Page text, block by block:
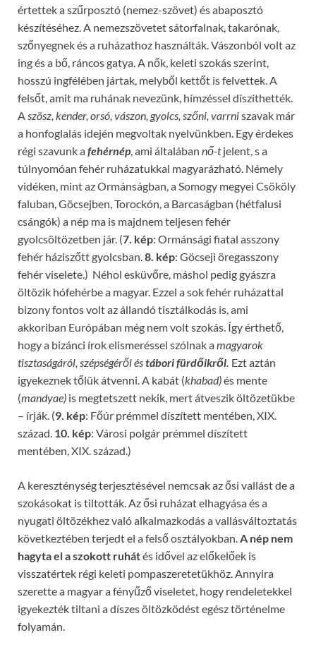
értettek a szűrposztó (nemez-szövet) és abaposztó
készítéséhez. A nemezszövetet sátorfalnak, takarónak,
szőnyegnek és a ruházathoz használták. Vászonból volt az
ing és a bő, ráncos gatya. A nők, keleti szokás szerint,
hosszú ingfélében jártak, melyből kettőt is felvettek. A
felsőt, amit ma ruhának nevezünk, hímzéssel díszíthették.
Aszösz, kender, orsó, vászon, gyolcs, szőni, varrniszavak már
a honfoglalás idején megvoltak nyelvünkben. Egy érdekes
régi szavunk afehérnép, ami általában nő-tjelent, s a
túlnyomóan fehér ruházatukkal magyarázható. Némely
vidéken, mint az Ormánságban, a Somogy megyei Csököly
faluban, Göcsejben, Torockón, a Barcaságban (hétfalusi
csángók) a nép ma is majdnem teljesen fehér
gyolcsöltözetben jár. (7. kép: Ormánsági fiatal asszony
fehér háziszőtt gyolcsban.8. kép: Göcseji öregasszony
fehér viselete.) Néhol esküvőre, máshol pedig gyászra
öltözik hófehérbe a magyar. Ezzel a sok fehér ruházattal
bizony fontos volt az állandó tisztálkodás is, ami
akkoriban Európában még nem volt szokás. Így érthető,
hogy a bizánci írok elismeréssel szólnak amagyarok
tisztaságáról, szépségéről éstábori fürdőikről. Ezt aztán
igyekeznek tőlük átvenni. A kabát (khabad)és mente
(mandyae) is megtetszett nekik, mert átveszik öltözetükbe
– írják. (9. kép: Főúr prémmel díszített mentében, XIX.
század. 10. kép: Városi polgár prémmel díszített
mentében, XIX. század.)
A kereszténység terjesztésével nemcsak az ősi vallást de a
szokásokat is tiltották. Az ősi ruházat elhagyása és a
nyugati öltözékhez való alkalmazkodás a vallásváltoztatás
következtében terjedt el a felső osztályokban.A nép nem
hagyta el a szokott ruhátés idővel az előkelőek is
visszatértek régi keleti pompaszeretetükhöz. Annyira
szerette a magyar a fényűző viseletet, hogy rendeletekkel
igyekezték tiltani a díszes öltözködést egész történelme
folyamán.